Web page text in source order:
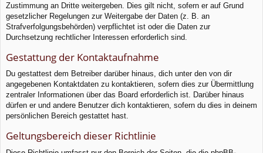
Zustimmung an Dritte weitergeben. Dies gilt nicht, sofern er auf Grund
gesetzlicher Regelungen zur Weitergabe der Daten (z. B. an
Strafverfolgungsbehörden) verpflichtet ist oder die Daten zur
Durchsetzung rechtlicher Interessen erforderlich sind.
Gestattung der Kontaktaufnahme
Du gestattest dem Betreiber darüber hinaus, dich unter den von dir
angegebenen Kontaktdaten zu kontaktieren, sofern dies zur Übermittlung
zentraler Informationen über das Board erforderlich ist. Darüber hinaus
dürfen er und andere Benutzer dich kontaktieren, sofern du dies in deinem
persönlichen Bereich gestattet hast.
Geltungsbereich dieser Richtlinie